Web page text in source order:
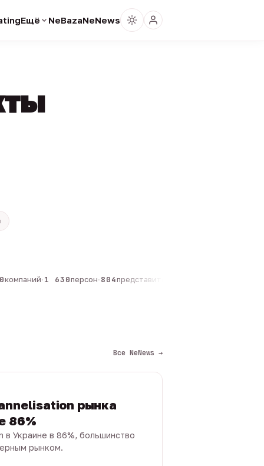
Ещё NeBazaNeNews
·1 630персон·804представителей
Все NeNews →
рынка
86%
в Украине в 86%, большинство
рынком.